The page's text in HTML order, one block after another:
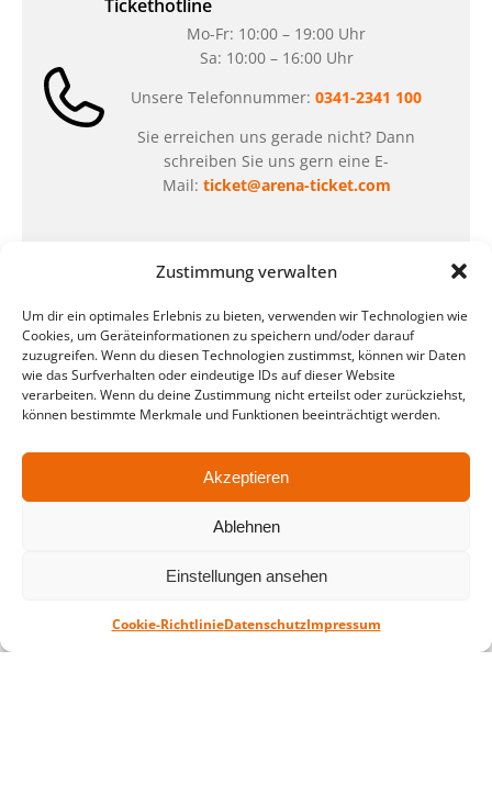
Zustimmung verwalten
Um dir ein optimales Erlebnis zu bieten, verwenden wir Technologien wie
Cookies, um Geräteinformationen zu speichern und/oder darauf
zuzugreifen. Wenn du diesen Technologien zustimmst, können wir Daten
wie das Surfverhalten oder eindeutige IDs auf dieser Website
verarbeiten. Wenn du deine Zustimmung nicht erteilst oder zurückziehst,
können bestimmte Merkmale und Funktionen beeinträchtigt werden.
Akzeptieren
Ablehnen
Einstellungen ansehen
Cookie-RichtlinieDatenschutzImpressum
Tickethotline
Mo-Fr: 10:00 – 19:00 Uhr
Sa: 10:00 – 16:00 Uhr
Unsere Telefonnummer: 0341-2341 100
Sie erreichen uns gerade nicht? Dann
schreiben Sie uns gern eine E-
Mail: ticket@arena-ticket.com
unsere Sonderöffnungszeiten im Sommer:
in der Zeit vom 06.07. – 07.08.2026
Montag – Freitag: 10-18 Uhr Samstag:
geschlossen
QUARTERBACK Immobilien ARENA
Am Sportforum 2, 04105 Leipzig
Nahverkehr: Straßenbahn Linien 3, 4, 7, 8, 15
Parken ist während des Ticketkaufs möglich.